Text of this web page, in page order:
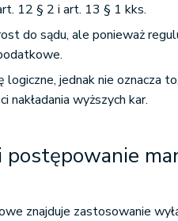
12 § 2 i art. 13 § 1 kks.
do sądu, ale ponieważ
logiczne, jednak nie oznacza
nakładania wyższych kar.
znajduje zastosowanie